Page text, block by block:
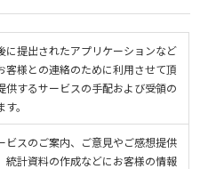
に提出されたアプリケーションなど
客様との連絡のために利用させて頂
供するサービスの手配および受領の
。
ビスのご案内、ご意見やご感想提供
統計資料の作成などにお客様の情報